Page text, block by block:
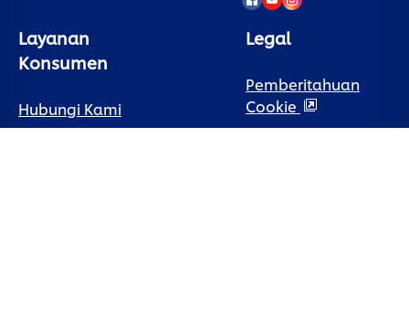
Layanan
Konsumen
Hubungi Kami
Legal
Pemberitahuan
Cookie